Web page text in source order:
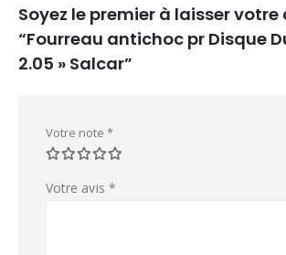
Soyez le premier à laisser votre
“Fourreau antichoc pr Disque
2.05 » Salcar”
Votre note *
Votre avis *